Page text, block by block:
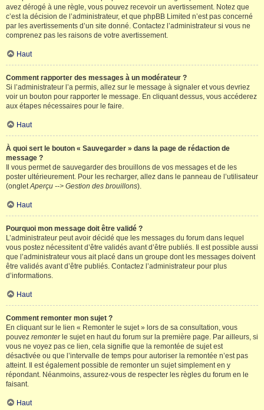
avez dérogé à une règle, vous pouvez recevoir un avertissement. Notez que
c’est la décision de l’administrateur, et que phpBB Limited n’est pas concerné
par les avertissements d’un site donné. Contactez l’administrateur si vous ne
comprenez pas les raisons de votre avertissement.
Haut
Comment rapporter des messages à un modérateur ?
Si l’administrateur l’a permis, allez sur le message à signaler et vous devriez
voir un bouton pour rapporter le message. En cliquant dessus, vous accéderez
aux étapes nécessaires pour le faire.
Haut
À quoi sert le bouton « Sauvegarder » dans la page de rédaction de
message ?
Il vous permet de sauvegarder des brouillons de vos messages et de les
poster ultérieurement. Pour les recharger, allez dans le panneau de l’utilisateur
(ongletAperçu --> Gestion des brouillons).
Haut
Pourquoi mon message doit être validé ?
L’administrateur peut avoir décidé que les messages du forum dans lequel
vous postez nécessitent d’être validés avant d’être publiés. Il est possible aussi
que l’administrateur vous ait placé dans un groupe dont les messages doivent
être validés avant d’être publiés. Contactez l’administrateur pour plus
d’informations.
Haut
Comment remonter mon sujet ?
En cliquant sur le lien « Remonter le sujet » lors de sa consultation, vous
pouvez remonterle sujet en haut du forum sur la première page. Par ailleurs, si
vous ne voyez pas ce lien, cela signifie que la remontée de sujet est
désactivée ou que l’intervalle de temps pour autoriser la remontée n’est pas
atteint. Il est également possible de remonter un sujet simplement en y
répondant. Néanmoins, assurez-vous de respecter les règles du forum en le
faisant.
Haut